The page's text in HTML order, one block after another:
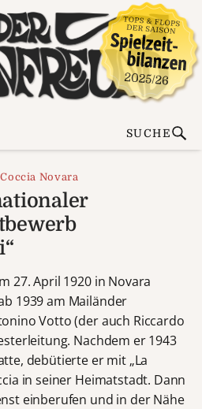
SUCHE
Novara
27. April 1920 in Novara
1939 am Mailänder
Votto (der auch Riccardo
Nachdem er 1943
debütierte er mit „La
in seiner Heimatstadt. Dann
einberufen und in der Nähe